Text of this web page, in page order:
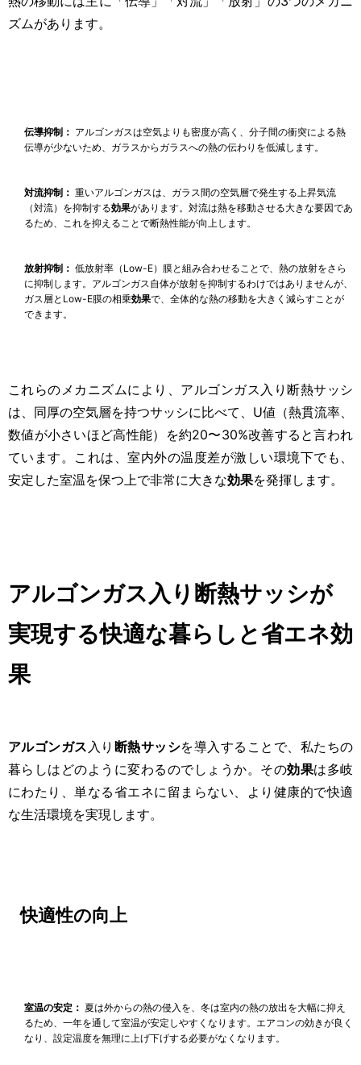
ズムがあります。
伝導抑制： アルゴンガスは空気よりも密度が高く、分子間の衝突による熱
伝導が少ないため、ガラスからガラスへの熱の伝わりを低減します。
対流抑制： 重いアルゴンガスは、ガラス間の空気層で発生する上昇気流
（対流）を抑制する効果があります。対流は熱を移動させる大きな要因であ
るため、これを抑えることで断熱性能が向上します。
放射抑制： 低放射率（Low-E）膜と組み合わせることで、熱の放射をさら
に抑制します。アルゴンガス自体が放射を抑制するわけではありませんが、
ガス層とLow-E膜の相乗効果で、全体的な熱の移動を大きく減らすことが
できます。
これらのメカニズムにより、アルゴンガス入り断熱サッシ
は、同厚の空気層を持つサッシに比べて、U値（熱貫流率、
数値が小さいほど高性能）を約20〜30%改善すると言われ
ています。これは、室内外の温度差が激しい環境下でも、
安定した室温を保つ上で非常に大きな効果を発揮します。
アルゴンガス入り断熱サッシが
実現する快適な暮らしと省エネ効
果
アルゴンガス 入り 断熱サッシを導入することで、私たちの
暮らしはどのように変わるのでしょうか。その効果は多岐
にわたり、単なる省エネに留まらない、より健康的で快適
な生活環境を実現します。
快適性の向上
室温の安定： 夏は外からの熱の侵入を、冬は室内の熱の放出を大幅に抑え
るため、一年を通して室温が安定しやすくなります。エアコンの効きが良く
なり、設定温度を無理に上げ下げする必要がなくなります。